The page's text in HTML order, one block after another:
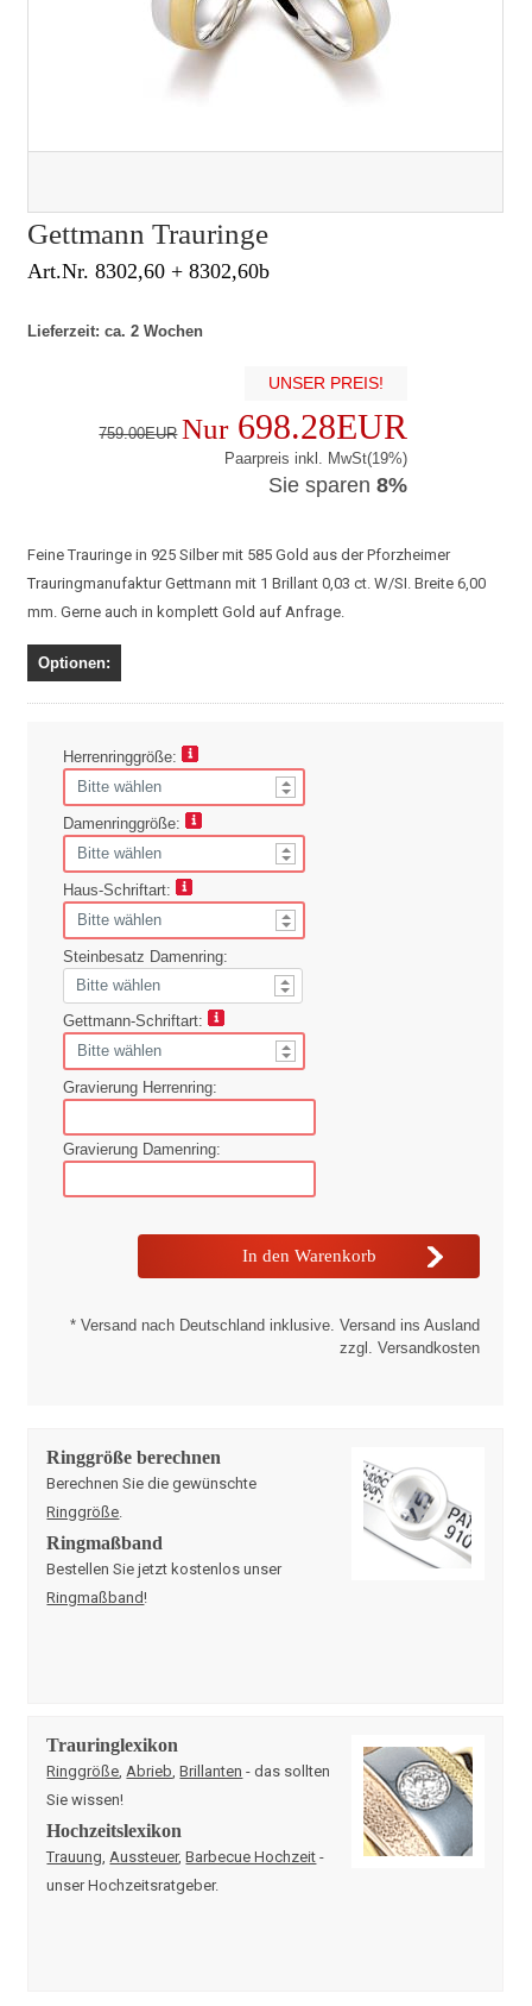
Gettmann Trauringe
Art.Nr. 8302,60 + 8302,60b
Lieferzeit: ca. 2 Wochen
UNSER PREIS!
759.00EUR Nur698.28EUR
Paarpreis inkl. MwSt(19%)
Sie sparen8%
Feine Trauringe in 925 Silber mit 585 Gold aus der Pforzheimer
Trauringmanufaktur Gettmann mit 1 Brillant 0,03 ct. W/SI. Breite 6,00
mm. Gerne auch in komplett Gold auf Anfrage.
Optionen:
Herrenringgröße:
Damenringgröße:
Haus-Schriftart:
Steinbesatz Damenring:
Gettmann-Schriftart:
Gravierung Herrenring:
Gravierung Damenring:
* Versand nach Deutschland inklusive. Versand ins Ausland
zzgl. Versandkosten
Ringgröße berechnen
Berechnen Sie die gewünschte
Ringgröße
Ringmaßband
Bestellen Sie jetzt kostenlos unser
Ringmaßband!
Trauringlexikon
Ringgröße Abrieb ,Brillanten - das sollten
Sie wissen!
Hochzeitslexikon
Trauung Aussteuer,Barbecue Hochzeit -
unser Hochzeitsratgeber.